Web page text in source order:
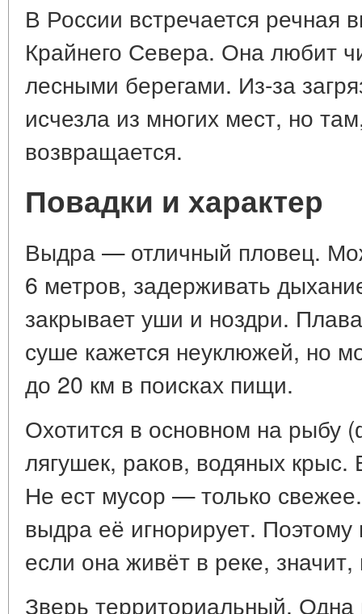
В России встречается речная
Крайнего Севера. Она любит
лесными берегами. Из-за
исчезла из многих мест, но
возвращается.
Повадки и характер
Выдра — отличный пловец.
6 метров, задерживать
закрывает уши и ноздри.
суше кажется неуклюжей, но
до 20 км в поисках пищи.
Охотится в основном на рыбу
лягушек, раков, водяных
Не ест мусор — только
выдра её игнорирует.
если она живёт в реке,
Зверь территориальный.